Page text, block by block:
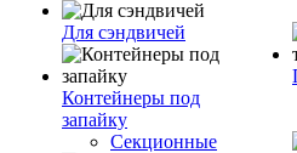
Для сэндвичей
Контейнеры под
запайку
Секционные